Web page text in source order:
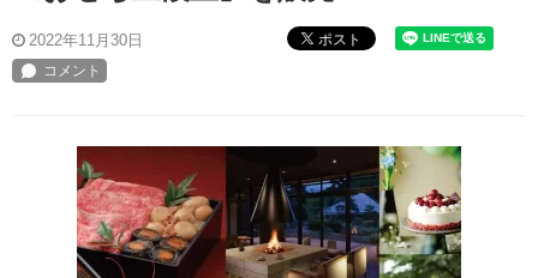
2022年11月30日 ポスト